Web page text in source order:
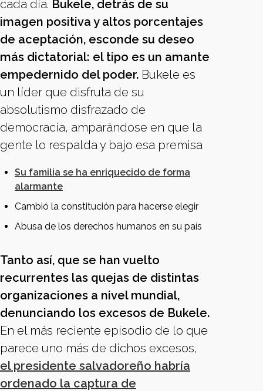
cada día. Bukele, detrás de su
imagen positiva y altos porcentajes
de aceptación, esconde su deseo
más dictatorial: el tipo es un amante
empedernido del poder. Bukele es
un líder que disfruta de su
absolutismo disfrazado de
democracia, amparándose en que la
gente lo respalda y bajo esa premisa
Su familia se ha enriquecido de forma
alarmante
Cambió la constitución para hacerse elegir
Abusa de los derechos humanos en su país
Tanto así, que se han vuelto
recurrentes las quejas de distintas
organizaciones a nivel mundial,
denunciando los excesos de Bukele.
En el más reciente episodio de lo que
parece uno más de dichos excesos,
el presidente salvadoreño habría
ordenado la captura de